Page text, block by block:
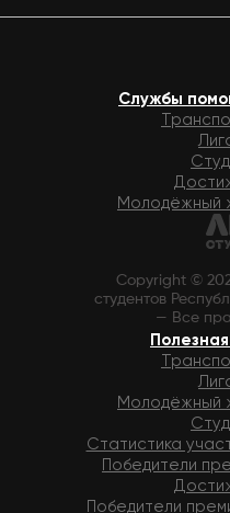
Службы
Молодёжный
Copyright ©
студентов
— Все
Молодёжный
Статистика
Победители
Победители